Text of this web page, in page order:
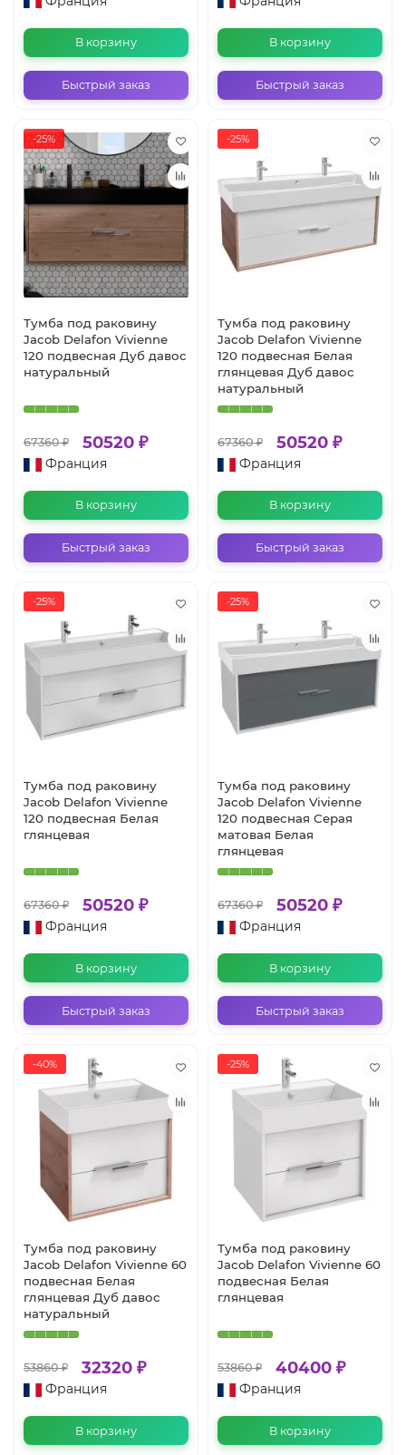
В корзину
Быстрый заказ
В корзину
Быстрый заказ
-25%
Тумба под раковину
Jacob Delafon Vivienne
120 подвесная Дуб давос
натуральный
67360 ₽ 50520 ₽
Франция
В корзину
Быстрый заказ
-25%
Тумба под раковину
Jacob Delafon Vivienne
120 подвесная Белая
глянцевая Дуб давос
натуральный
67360 ₽ 50520 ₽
Франция
В корзину
Быстрый заказ
-25%
Тумба под раковину
Jacob Delafon Vivienne
120 подвесная Белая
глянцевая
67360 ₽ 50520 ₽
Франция
В корзину
Быстрый заказ
-25%
Тумба под раковину
Jacob Delafon Vivienne
120 подвесная Серая
матовая Белая
глянцевая
67360 ₽ 50520 ₽
Франция
В корзину
Быстрый заказ
-40%
Тумба под раковину
Jacob Delafon Vivienne 60
подвесная Белая
глянцевая Дуб давос
натуральный
53860 ₽ 32320 ₽
Франция
В корзину
-25%
Тумба под раковину
Jacob Delafon Vivienne 60
подвесная Белая
глянцевая
53860 ₽ 40400 ₽
Франция
В корзину